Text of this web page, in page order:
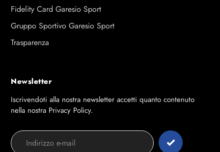
Fidelity Card Garesio Sport
Gruppo Sportivo Garesio Sport
Trasparenza
Newsletter
Iscrivendoti alla nostra newsletter accetti quanto contenuto
nella nostra Privacy Policy.